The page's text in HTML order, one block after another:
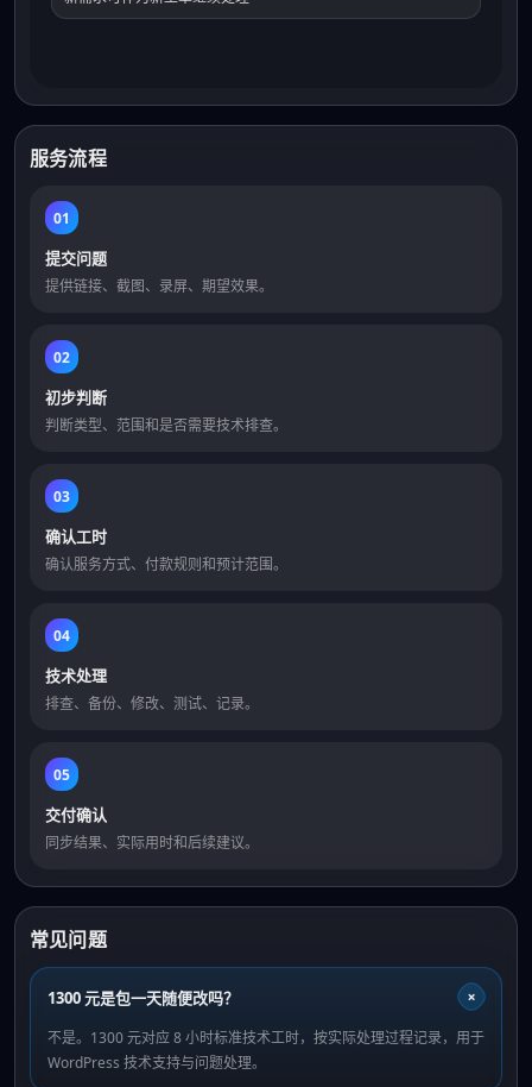
服务流程
01
提交问题
提供链接、截图、录屏、期望效果。
02
初步判断
判断类型、范围和是否需要技术排查。
03
确认工时
确认服务方式、付款规则和预计范围。
04
技术处理
排查、备份、修改、测试、记录。
05
交付确认
同步结果、实际用时和后续建议。
常见问题
1300 元是包一天随便改吗？ +
不是。1300 元对应 8 小时标准技术工时，按实际处理过程记录，用于
WordPress 技术支持与问题处理。